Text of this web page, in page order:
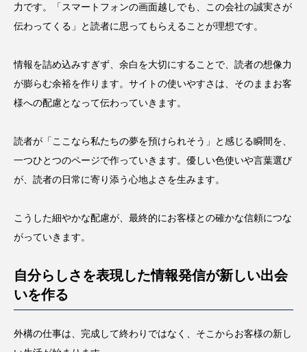
力です。「スマートフォンの画面越しでも、この会社の誠実さが
伝わってくる」と読者に思ってもらえることが理想です。
情報を詰め込みすぎず、余白を大切にすることで、読者の想像力
が膨らむ余裕を作ります。サイトの使いやすさは、そのままお客
様への配慮となって伝わっていきます。
読者が「ここなら私たちの夢を預けられそう」と感じる瞬間を、
一つひとつのページで作っていきます。優しい色使いや言葉選び
が、読者の日常に寄り添う心地よさを生みます。
こうした細やかな配慮が、最終的にお客様との確かな信頼につな
がっていきます。
自分らしさを表現した情報発信が新しい出会
いを作る
外構の仕事は、完成して終わりではなく、そこからお客様の新し